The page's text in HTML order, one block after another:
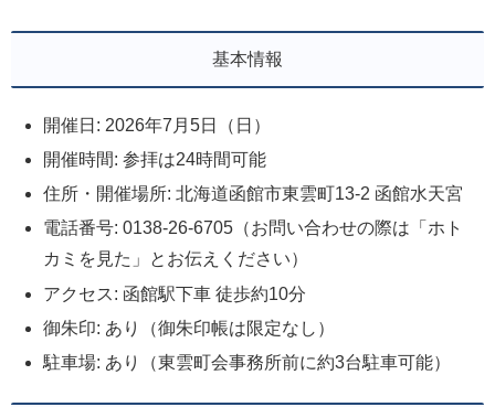
基本情報
開催日: 2026年7月5日（日）
開催時間: 参拝は24時間可能
住所・開催場所: 北海道函館市東雲町13-2 函館水天宮
電話番号: 0138-26-6705（お問い合わせの際は「ホト
カミを見た」とお伝えください）
アクセス: 函館駅下車 徒歩約10分
御朱印: あり（御朱印帳は限定なし）
駐車場: あり（東雲町会事務所前に約3台駐車可能）